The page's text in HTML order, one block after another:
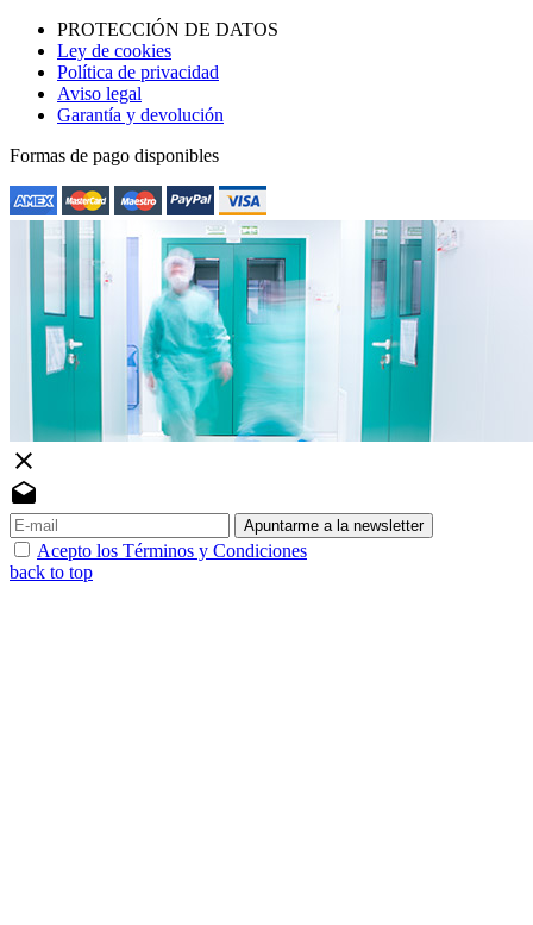
PROTECCIÓN DE DATOS
Ley de cookies
Política de privacidad
Aviso legal
Garantía y devolución
Formas de pago disponibles
close
drafts
Apuntarme a la newsletter
Acepto los Términos y Condiciones
back to top